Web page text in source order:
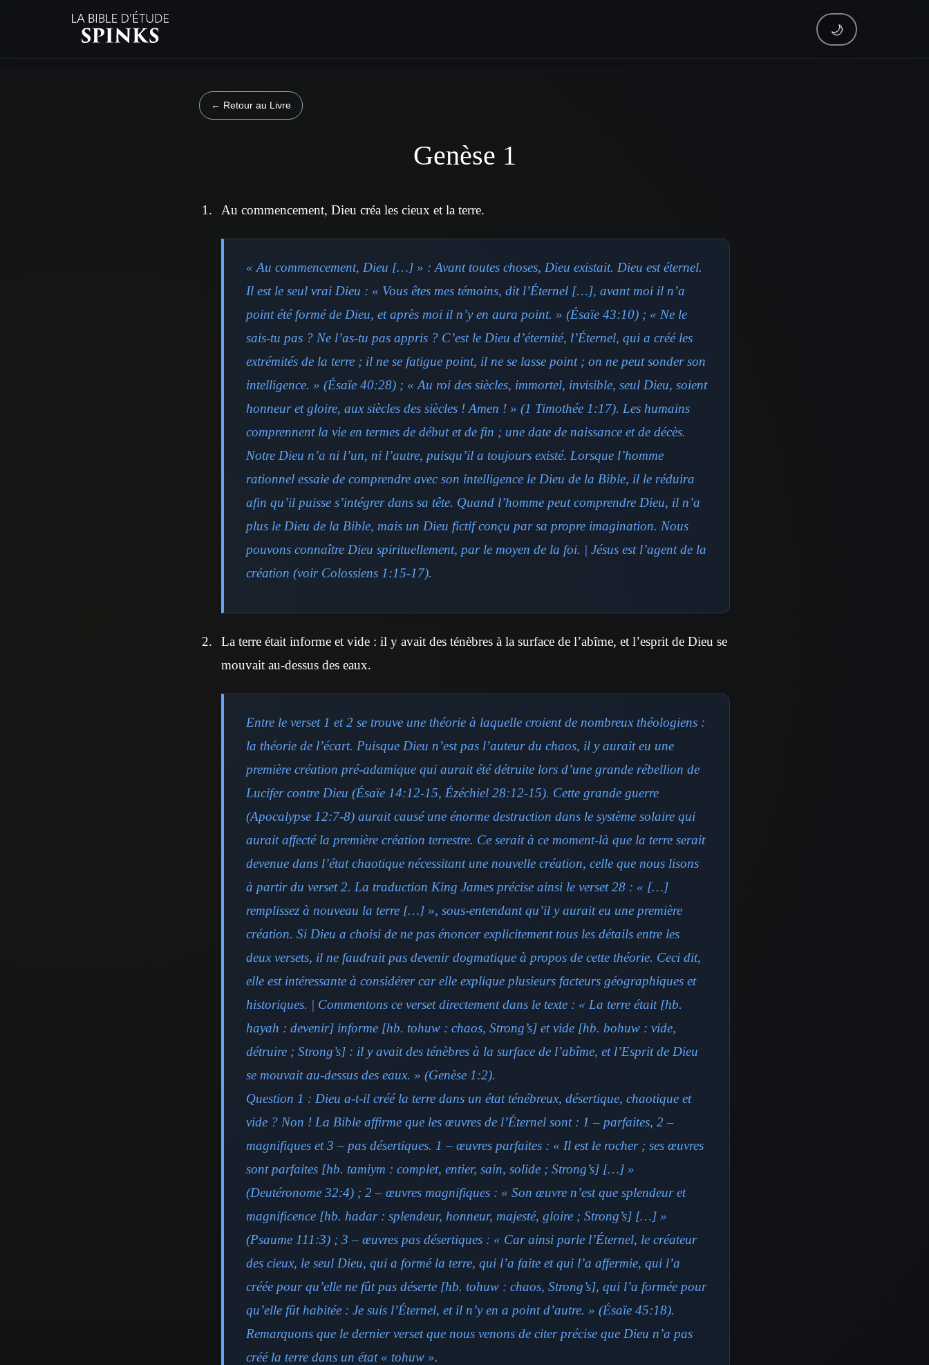
🌙
← Retour au Livre
Genèse 1
Au commencement, Dieu créa les cieux et la terre.
« Au commencement, Dieu […] » : Avant toutes choses, Dieu existait. Dieu est éternel.
Il est le seul vrai Dieu : « Vous êtes mes témoins, dit l’Éternel […], avant moi il n’a
point été formé de Dieu, et après moi il n’y en aura point. » (Ésaïe 43:10) ; « Ne le
sais-tu pas ? Ne l’as-tu pas appris ? C’est le Dieu d’éternité, l’Éternel, qui a créé les
extrémités de la terre ; il ne se fatigue point, il ne se lasse point ; on ne peut sonder son
intelligence. » (Ésaïe 40:28) ; « Au roi des siècles, immortel, invisible, seul Dieu, soient
honneur et gloire, aux siècles des siècles ! Amen ! » (1 Timothée 1:17). Les humains
comprennent la vie en termes de début et de fin ; une date de naissance et de décès.
Notre Dieu n’a ni l’un, ni l’autre, puisqu’il a toujours existé. Lorsque l’homme
rationnel essaie de comprendre avec son intelligence le Dieu de la Bible, il le réduira
afin qu’il puisse s’intégrer dans sa tête. Quand l’homme peut comprendre Dieu, il n’a
plus le Dieu de la Bible, mais un Dieu fictif conçu par sa propre imagination. Nous
pouvons connaître Dieu spirituellement, par le moyen de la foi. | Jésus est l’agent de la
création (voir Colossiens 1:15-17).
La terre était informe et vide : il y avait des ténèbres à la surface de l’abîme, et l’esprit de Dieu se
mouvait au-dessus des eaux.
Entre le verset 1 et 2 se trouve une théorie à laquelle croient de nombreux théologiens :
la théorie de l’écart. Puisque Dieu n’est pas l’auteur du chaos, il y aurait eu une
première création pré-adamique qui aurait été détruite lors d’une grande rébellion de
Lucifer contre Dieu (Ésaïe 14:12-15, Ézéchiel 28:12-15). Cette grande guerre
(Apocalypse 12:7-8) aurait causé une énorme destruction dans le système solaire qui
aurait affecté la première création terrestre. Ce serait à ce moment-là que la terre serait
devenue dans l’état chaotique nécessitant une nouvelle création, celle que nous lisons
à partir du verset 2. La traduction King James précise ainsi le verset 28 : « […]
remplissez à nouveau la terre […] », sous-entendant qu’il y aurait eu une première
création. Si Dieu a choisi de ne pas énoncer explicitement tous les détails entre les
deux versets, il ne faudrait pas devenir dogmatique à propos de cette théorie. Ceci dit,
elle est intéressante à considérer car elle explique plusieurs facteurs géographiques et
historiques. | Commentons ce verset directement dans le texte : « La terre était [hb.
hayah : devenir] informe [hb. tohuw : chaos, Strong’s] et vide [hb. bohuw : vide,
détruire ; Strong’s] : il y avait des ténèbres à la surface de l’abîme, et l’Esprit de Dieu
se mouvait au-dessus des eaux. » (Genèse 1:2).
Question 1 : Dieu a-t-il créé la terre dans un état ténébreux, désertique, chaotique et
vide ? Non ! La Bible affirme que les œuvres de l’Éternel sont : 1 – parfaites, 2 –
magnifiques et 3 – pas désertiques. 1 – œuvres parfaites : « Il est le rocher ; ses œuvres
sont parfaites [hb. tamiym : complet, entier, sain, solide ; Strong’s] […] »
(Deutéronome 32:4) ; 2 – œuvres magnifiques : « Son œuvre n’est que splendeur et
magnificence [hb. hadar : splendeur, honneur, majesté, gloire ; Strong’s] […] »
(Psaume 111:3) ; 3 – œuvres pas désertiques : « Car ainsi parle l’Éternel, le créateur
des cieux, le seul Dieu, qui a formé la terre, qui l’a faite et qui l’a affermie, qui l’a
créée pour qu’elle ne fût pas déserte [hb. tohuw : chaos, Strong’s], qui l’a formée pour
qu’elle fût habitée : Je suis l’Éternel, et il n’y en a point d’autre. » (Ésaïe 45:18).
Remarquons que le dernier verset que nous venons de citer précise que Dieu n’a pas
créé la terre dans un état « tohuw ».